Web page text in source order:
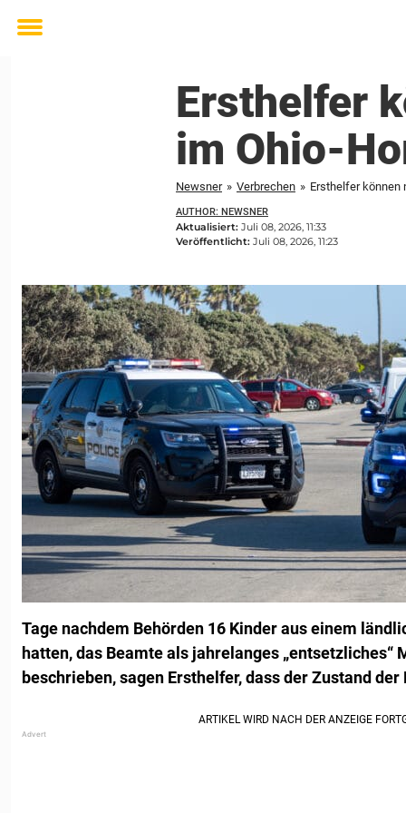
Toggle
Ersthelfer
im Ohio-
Newsner » Verbrechen » Ersthelfer können
AUTHOR: NEWSNER
Aktualisiert: Juli 08, 2026, 11:33
Veröffentlicht: Juli 08, 2026, 11:23
Tage nachdem Behörden 16 Kinder aus einem
hatten, das Beamte als jahrelanges „entsetzliches“
beschrieben, sagen Ersthelfer, dass der Zustand